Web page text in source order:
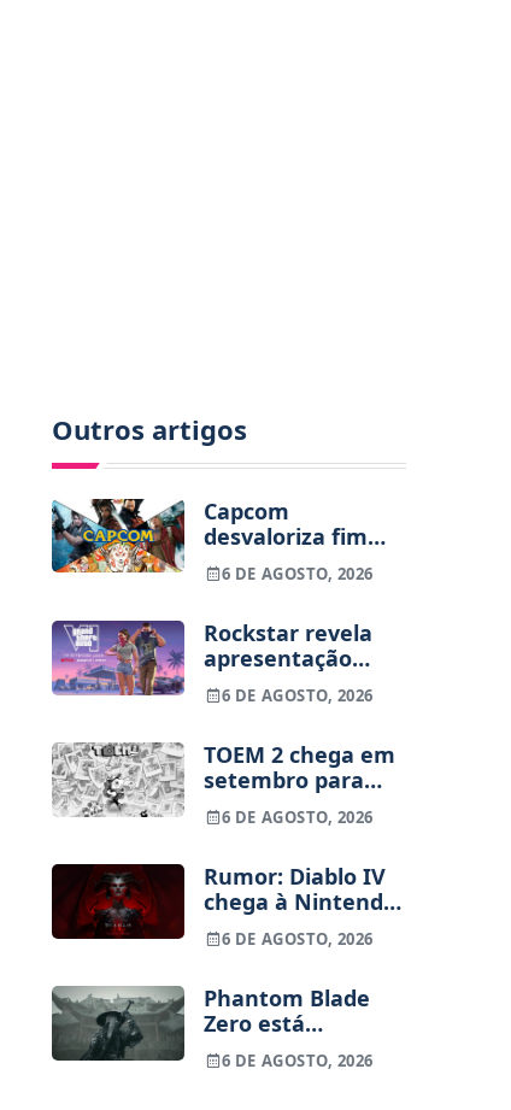
Outros artigos
Capcom
desvaloriza fim
dos jogos físicos
na PlayStation
6 DE AGOSTO, 2026
Rockstar revela
apresentação
alargada de GTA
VI para 27 de
6 DE AGOSTO, 2026
TOEM 2 chega em
setembro para
PS5, Switch e PC
6 DE AGOSTO, 2026
Rumor: Diablo IV
chega à Nintendo
Switch 2 em
setembro e vai
um jogo novo
6 DE AGOSTO, 2026
Phantom Blade
Zero está
terminado, pré-
vendas começam
6 DE AGOSTO, 2026